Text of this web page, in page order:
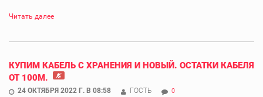
Читать далее
КУПИМ КАБЕЛЬ С ХРАНЕНИЯ И НОВЫЙ. ОСТАТКИ КАБЕЛЯ
ОТ 100М.
24 ОКТЯБРЯ 2022 Г. В 08:58 ГОСТЬ 0